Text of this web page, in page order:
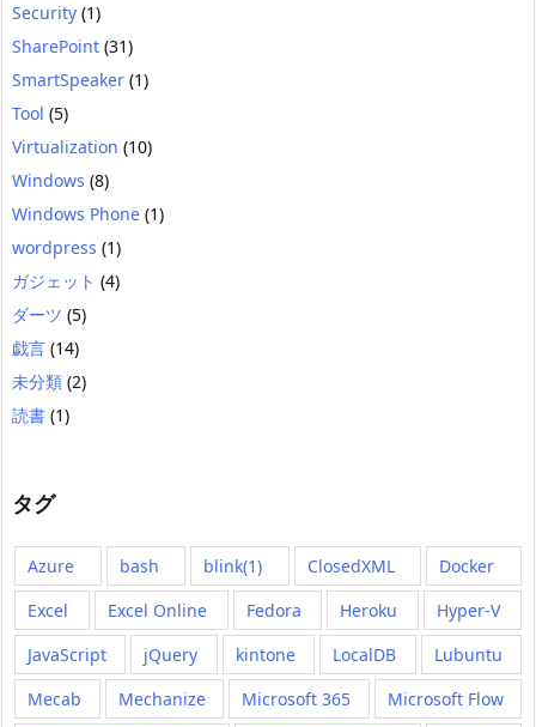
Security (1)
SharePoint (31)
SmartSpeaker (1)
Tool (5)
Virtualization (10)
Windows (8)
Windows Phone (1)
wordpress (1)
ガジェット (4)
ダーツ (5)
戯言 (14)
未分類 (2)
読書 (1)
タグ
Azure bash blink(1) ClosedXML
Docker
Excel
Excel Online Fedora Heroku
Hyper-V
JavaScript
jQuery kintone LocalDB
Lubuntu
Mecab
Mechanize Microsoft 365
Microsoft Flow